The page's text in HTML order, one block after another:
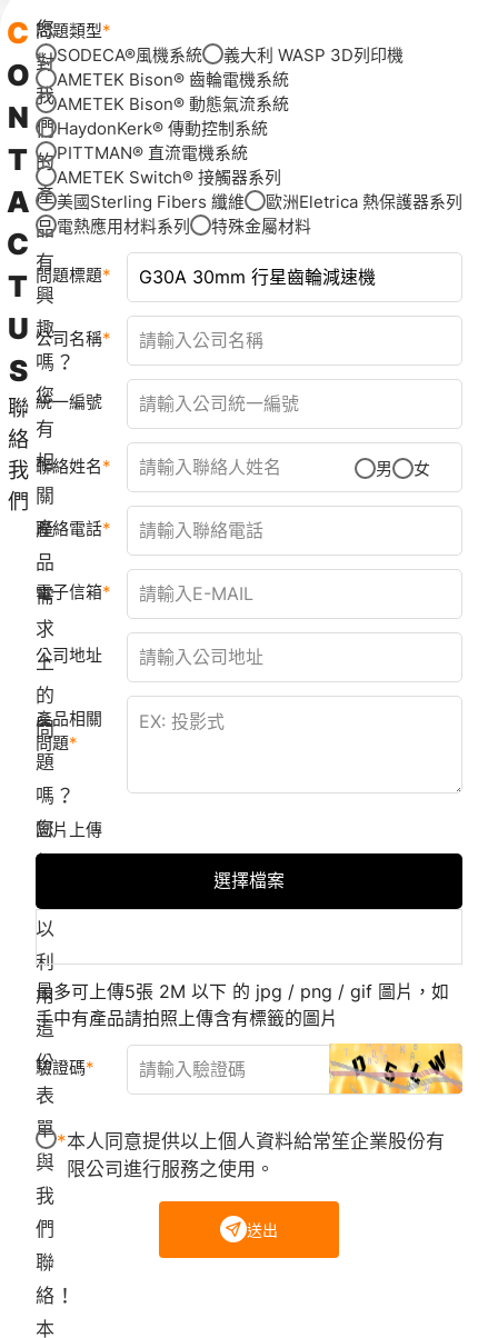
C
O
N
T
A
C
T
U
S
聯
絡
我
們
您
對
我
們
的
產
品
有
興
趣
嗎？
您
有
相
關
產
品
需
求
上
的
問
題
嗎？
您
都
以
利
用
這
份
表
單
與
我
們
聯
絡！
本
問題類型
SODECA®風機系統
義大利 WASP 3D列印機
AMETEK Bison® 齒輪電機系統
AMETEK Bison® 動態氣流系統
HaydonKerk® 傳動控制系統
PITTMAN® 直流電機系統
AMETEK Switch® 接觸器系列
美國Sterling Fibers 纖維
歐洲Eletrica 熱保護器系列
電熱應用材料系列
特殊金屬材料
問題標題
公司名稱
統一編號
聯絡姓名 男 女
聯絡電話
電子信箱
公司地址
產品相關
問題
圖片上傳
選擇檔案
最多可上傳5張 2M 以下 的 jpg / png / gif 圖片，如
手中有產品請拍照上傳含有標籤的圖片
驗證碼
本人同意提供以上個人資料給常笙企業股份有
限公司進行服務之使用。
送出